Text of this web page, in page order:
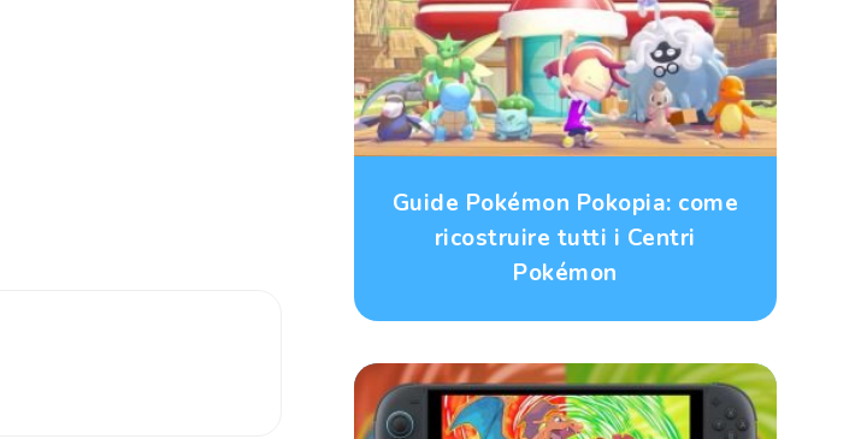
Guide Pokémon Pokopia: come
ricostruire tutti i Centri
Pokémon